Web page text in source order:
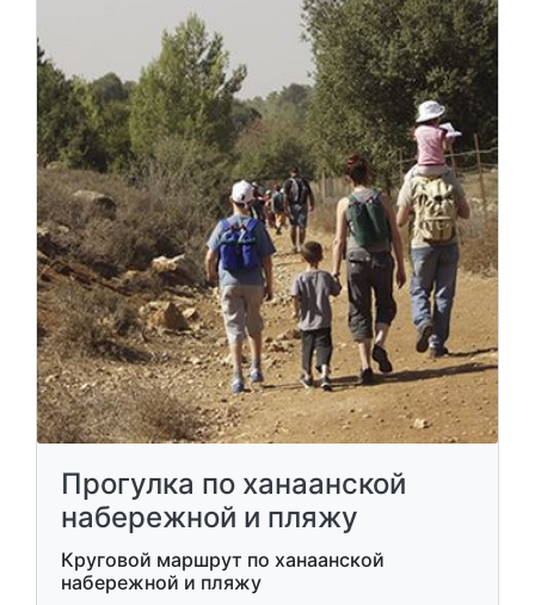
Прогулка по ханаанской
набережной и пляжу
Круговой маршрут по ханаанской
набережной и пляжу